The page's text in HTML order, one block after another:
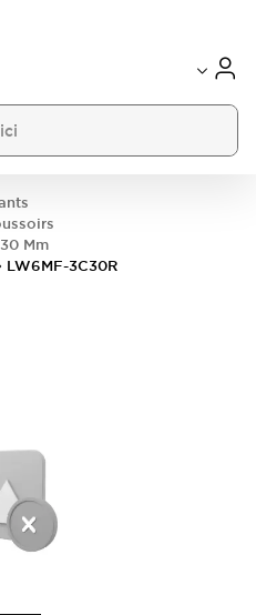
Mm
LW6MF-3C30R